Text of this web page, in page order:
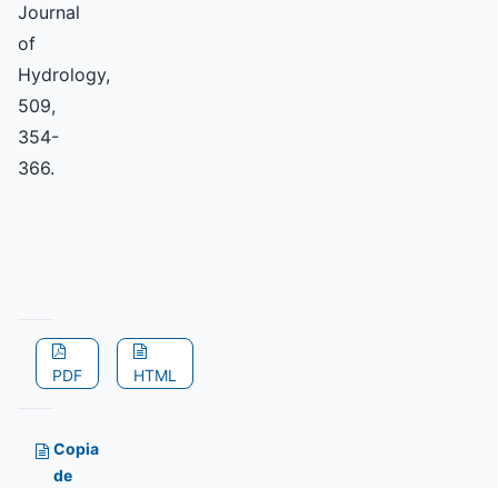
Journal
of
Hydrology,
509,
354-
366.
PDF HTML
Copia
de